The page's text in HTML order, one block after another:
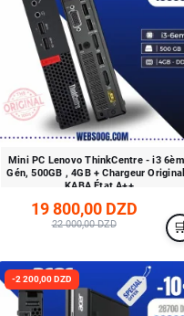
Mini PC Lenovo ThinkCentre - i3
Gén, 500GB , 4GB + Chargeur
KABA État A++
19 800,00 DZD
22 000,00 DZD
-2 200,00 DZD